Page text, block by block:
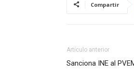
Compartir
Artículo anterior
Sanciona INE al